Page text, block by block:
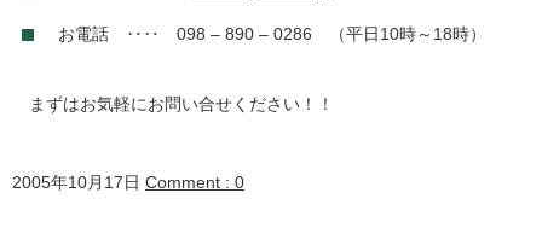
お電話 ‥‥ 098 – 890 – 0286 （平日10時～18時）
まずはお気軽にお問い合せください！！
2005年10月17日 Comment : 0